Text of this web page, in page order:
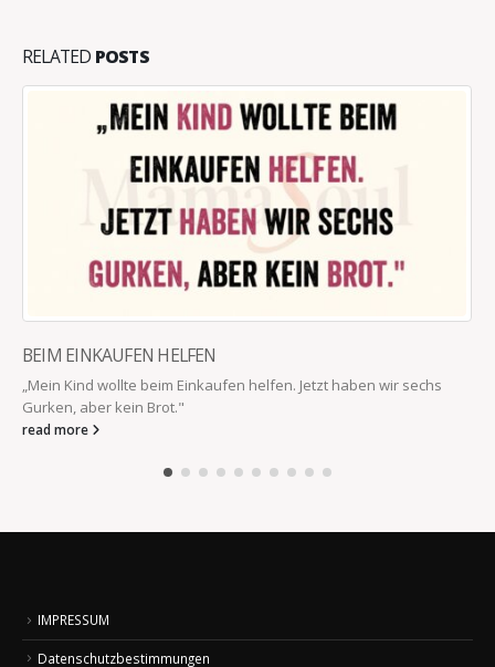
RELATED POSTS
BEIM EINKAUFEN HELFEN
„Mein Kind wollte beim Einkaufen helfen. Jetzt haben wir sechs
Gurken, aber kein Brot."
read more
IMPRESSUM
Datenschutzbestimmungen